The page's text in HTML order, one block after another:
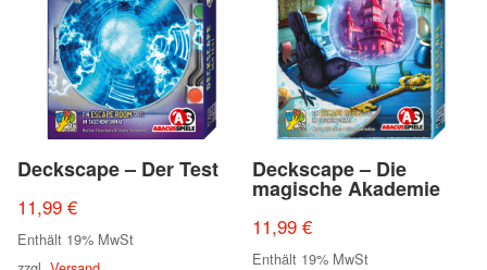
Deckscape – Der Test
11,99 €
Enthält 19% MwSt
Deckscape – Die
magische Akademie
11,99€
Enthält 19% MwSt